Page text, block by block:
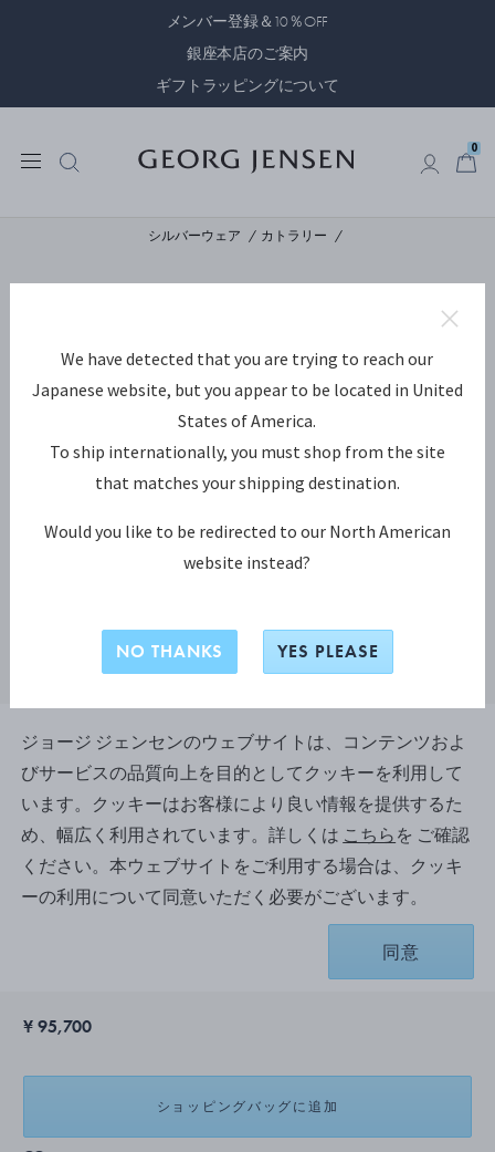
メンバー登録＆10％OFF
銀座本店のご案内
ギフトラッピングについて
0
シルバーウェア カトラリー
ベルナドッテ (BERNADOTTE) サー
ビングフォーク（S） - シグヴァル
ド ベルナドッテによるデザイン
¥ 95,700
ショッピングバッグに追加
ジョージ ジェンセンのウェブサイトは、コンテンツおよ
びサービスの品質向上を目的としてクッキーを利用して
います。クッキーはお客様により良い情報を提供するた
め、幅広く利用されています。詳しくは こちらを ご確認
ください。本ウェブサイトをご利用する場合は、クッキ
ーの利用について同意いただく必要がございます。
同意
We have detected that you are trying to reach our
Japanese website, but you appear to be located in United
States of America.
To ship internationally, you must shop from the site
that matches your shipping destination.
Would you like to be redirected to our North American
website instead?
NO THANKS YES PLEASE